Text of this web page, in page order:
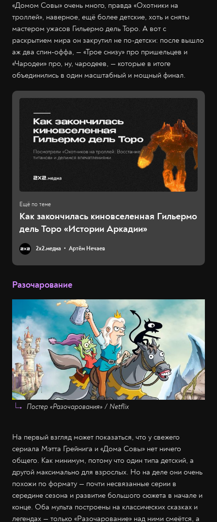
«Домом Совы» очень много, правда «Охотники на
троллей», наверное, ещё более детские, хоть и сняты
мастером ужасов Гильермо дель Торо. А вот с
раскрытием мира он закрутил не по-детски: после вышло
аж два спин-оффа, — «Трое снизу» про пришельцев и
«Чародеи» про, ну, чародеев, — которые в итоге
объединились в один масштабный и мощный финал.
Как закончилась киновселенная Гильермо
дель Торо «Истории Аркадии»
2х2.медиа Артём Нечаев
Разочарование
Постер «Разочарования» / Netflix
На первый взгляд может показаться, что у свежего
сериала Мэтта Грейнига и «Дома Совы» нет ничего
общего. Как минимум, потому что один типа детский, а
другой максимально для взрослых. Но на деле они очень
похожи по формату — почти несвязанные серии в
середине сезона и развитие большого сюжета в начале и
конце. Оба мульта построены на классических сказках и
легендах — только «Разочарование» над ними смеётся, а